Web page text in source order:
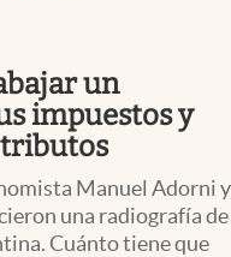
un
impuestos y
tributos
Manuel Adorni y
una radiografía de
Cuánto tiene que